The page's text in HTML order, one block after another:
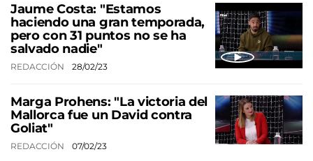
Jaume Costa: "Estamos
haciendo una gran temporada,
pero con 31 puntos no se ha
salvado nadie"
REDACCIÓN 28/02/23
Marga Prohens: "La victoria del
Mallorca fue un David contra
Goliat"
REDACCIÓN 07/02/23